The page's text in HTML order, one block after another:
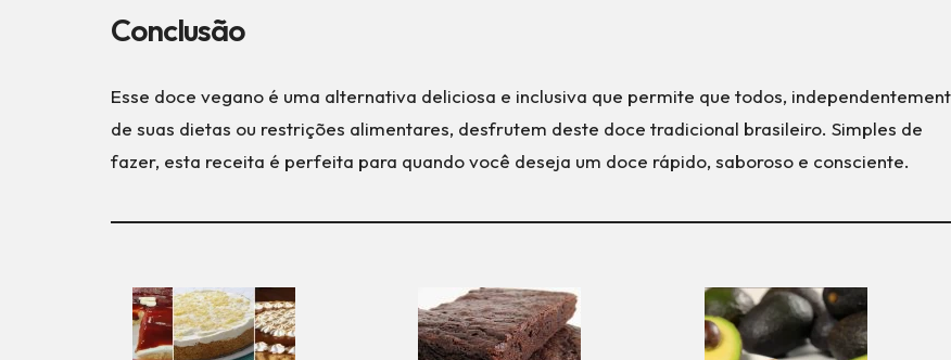
Conclusão
Esse doce vegano é uma alternativa deliciosa e inclusiva que permite que todos,
de suas dietas ou restrições alimentares, desfrutem deste doce tradicional brasileiro. Simples de
fazer, esta receita é perfeita para quando você deseja um doce rápido, saboroso e consciente.